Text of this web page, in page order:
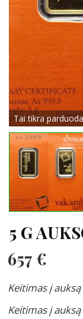
Tai tikra
5 G
657 €
Keitimas į
Keitimas į